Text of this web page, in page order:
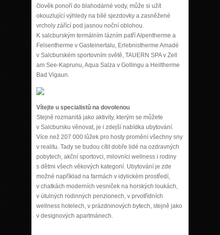
člověk ponoří do blahodárné vody, může si užít
okouzlující výhledy na bílé sjezdovky a zasněžené
vrcholy zářící pod jasnou noční oblohou.
K salcburským termálním lázním patří Alpentherme a
Felsentherme v Gasteinertalu, Erlebnistherme Amadé
v Salcburském sportovním světě, TAUERN SPA v Zell
am See-Kaprunu, Aqua Salza v Gollingu a Heiltherme
Bad Vigaun.
Vítejte u specialistů na dovolenou
Stejně rozmanitá jako aktivity, kterým se můžete
v Salcbursku věnovat, je i zdejší nabídka ubytování.
Více než 207 000 lůžek pro hosty promění všechny sny
v realitu. Tady se budou cítit dobře lidé na ozdravných
pobytech, akční sportovci, milovníci wellness i rodiny
s dětmi všech věkových kategorií. Ubytování je zde
možné například na farmách v idylickém prostředí,
v chatkách moderních vesniček na horských loukách,
v útulných rodinných penzionech, v prvotřídních
wellness hotelech, v prázdninových bytech, stejně jako
v designových apartmánech.